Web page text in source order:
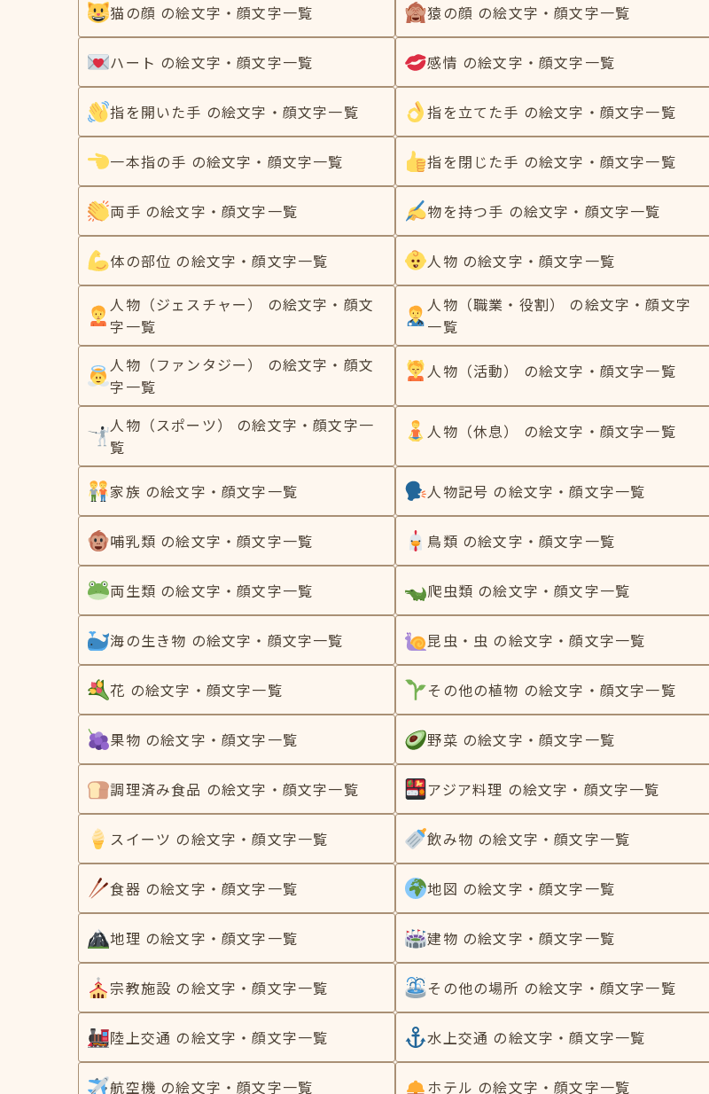
猫の顔 の絵文字・顔文字一覧 猿の顔 の絵文字・顔文字一覧
ハート の絵文字・顔文字一覧 感情 の絵文字・顔文字一覧
指を開いた手 の絵文字・顔文字一覧 指を立てた手 の絵文字・顔文字一覧
一本指の手 の絵文字・顔文字一覧 指を閉じた手 の絵文字・顔文字一覧
両手 の絵文字・顔文字一覧 物を持つ手 の絵文字・顔文字一覧
体の部位 の絵文字・顔文字一覧 人物 の絵文字・顔文字一覧
人物（ジェスチャー） の絵文字・顔文
字一覧
人物（職業・役割） の絵文字・顔文字
一覧
人物（ファンタジー） の絵文字・顔文
字一覧
人物（活動） の絵文字・顔文字一覧
人物（スポーツ） の絵文字・顔文字一
覧
人物（休息） の絵文字・顔文字一覧
家族 の絵文字・顔文字一覧 人物記号 の絵文字・顔文字一覧
哺乳類 の絵文字・顔文字一覧 鳥類 の絵文字・顔文字一覧
両生類 の絵文字・顔文字一覧 爬虫類 の絵文字・顔文字一覧
海の生き物 の絵文字・顔文字一覧 昆虫・虫 の絵文字・顔文字一覧
花 の絵文字・顔文字一覧 その他の植物 の絵文字・顔文字一覧
果物 の絵文字・顔文字一覧 野菜 の絵文字・顔文字一覧
調理済み食品 の絵文字・顔文字一覧 アジア料理 の絵文字・顔文字一覧
スイーツ の絵文字・顔文字一覧 飲み物 の絵文字・顔文字一覧
食器 の絵文字・顔文字一覧 地図 の絵文字・顔文字一覧
地理 の絵文字・顔文字一覧 建物 の絵文字・顔文字一覧
宗教施設 の絵文字・顔文字一覧 その他の場所 の絵文字・顔文字一覧
陸上交通 の絵文字・顔文字一覧 水上交通 の絵文字・顔文字一覧
航空機 の絵文字・顔文字一覧 ホテル の絵文字・顔文字一覧